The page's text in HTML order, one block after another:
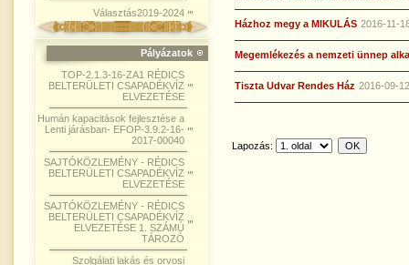
Választás2019-2024
Pályázatok
TOP-2.1.3-16-ZA1 RÉDICS
BELTERÜLETI CSAPADÉKVÍZ
ELVEZETÉSE
Humán kapacitások fejlesztése a
Lenti járásban- EFOP-3.9.2-16-
2017-00040
SAJTÓKÖZLEMÉNY - RÉDICS
BELTERÜLETI CSAPADÉKVÍZ
ELVEZETÉSE
SAJTÓKÖZLEMÉNY - RÉDICS
BELTERÜLETI CSAPADÉKVÍZ
ELVEZETÉSE 1. SZÁMÚ
TÁROZÓ
Szolgálati lakás és orvosi
Házhoz megy a MIKULÁS 2016-11-
Megemlékezés a nemzeti ünnep
Tiszta Udvar Rendes Ház 2016-09-
Lapozás: